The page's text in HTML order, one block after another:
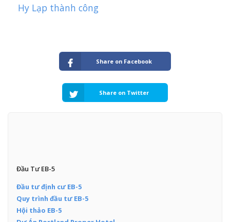
Hy Lạp thành công
Share on Facebook
Share on Twitter
Đầu Tư EB-5
Đầu tư định cư EB-5
Quy trình đầu tư EB-5
Hội thảo EB-5